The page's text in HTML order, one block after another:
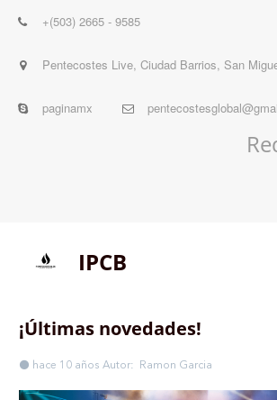
+(503) 2665 - 9585
Pentecostes Live, Ciudad Barrios, San
paginamx
IPCB
¡Últimas novedades!
hace 10 años Autor: Ramon Garcia